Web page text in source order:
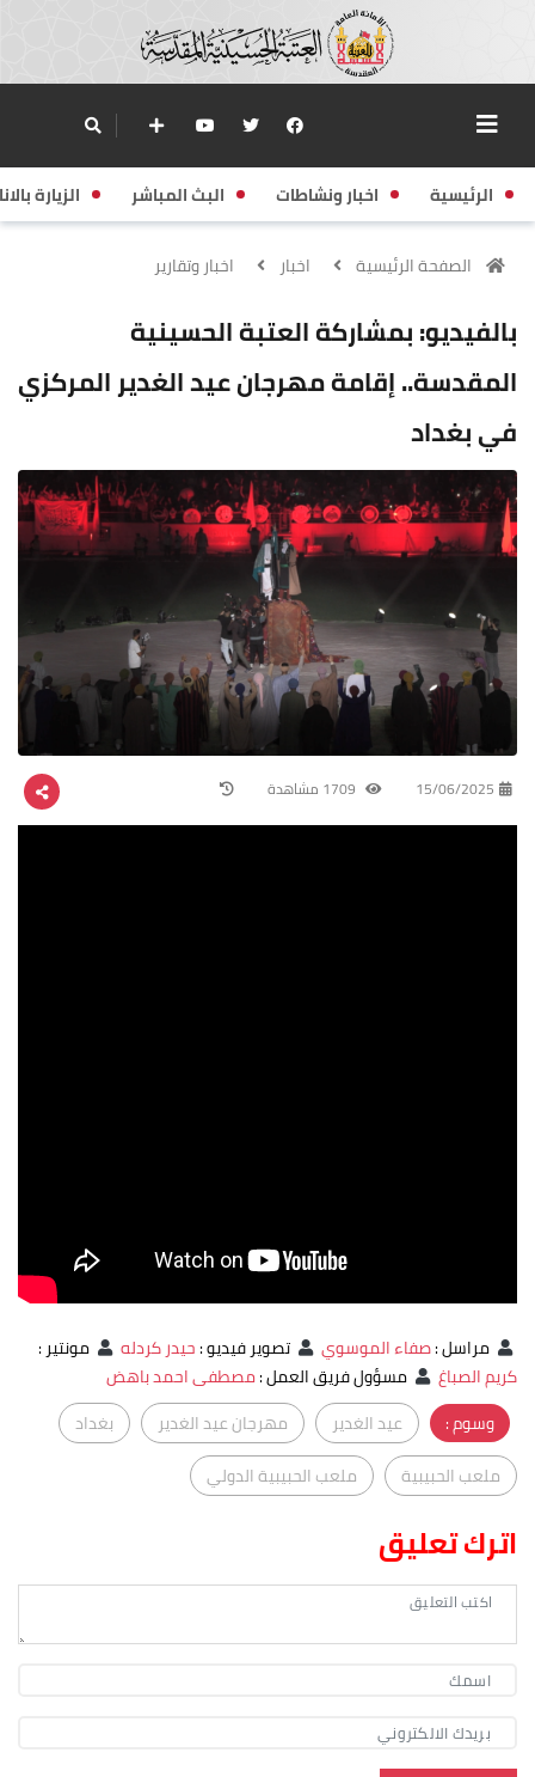
الرئيسية اخبار ونشاطات البث المباشر الزيارة
الصفحة الرئيسية اخبار اخبار وتقارير
بالفيديو: بمشاركة العتبة الحسينية
المقدسة.. إقامة مهرجان عيد الغدير المركزي
في بغداد
15/06/2025
مراسل:صفاء الموسوي تصوير فيديو:حيدر كردله مونتير:
كريم الصباغ
مسؤول فريق العمل:مصطفى احمد باهض
وسوم :
عيد الغدير مهرجان عيد الغدير
بغداد
ملعب الحبيبية
ملعب الحبيبية الدولي
اترك تعليق